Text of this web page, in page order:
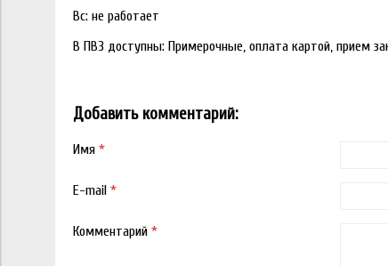
Вс: не работает
В ПВЗ доступны: Примерочные, оплата картой, прием
Добавить комментарий:
Имя *
E-mail *
Комментарий *